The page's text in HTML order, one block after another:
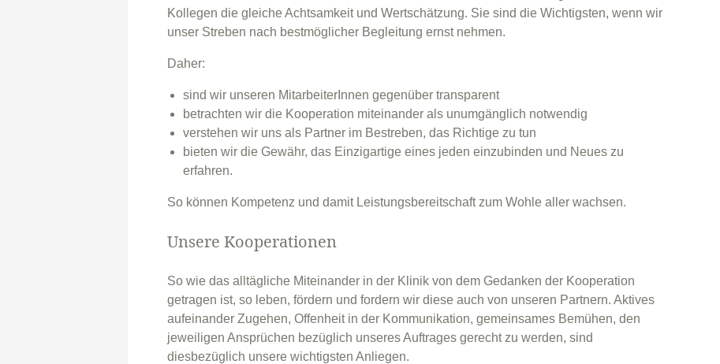
Kollegen die gleiche Achtsamkeit und Wertschätzung. Sie sind die Wichtigsten, wenn wir
unser Streben nach bestmöglicher Begleitung ernst nehmen.
Daher:
sind wir unseren MitarbeiterInnen gegenüber transparent
betrachten wir die Kooperation miteinander als unumgänglich notwendig
verstehen wir uns als Partner im Bestreben, das Richtige zu tun
bieten wir die Gewähr, das Einzigartige eines jeden einzubinden und Neues zu
erfahren.
So können Kompetenz und damit Leistungsbereitschaft zum Wohle aller wachsen.
Unsere Kooperationen
So wie das alltägliche Miteinander in der Klinik von dem Gedanken der Kooperation
getragen ist, so leben, fördern und fordern wir diese auch von unseren Partnern. Aktives
aufeinander Zugehen, Offenheit in der Kommunikation, gemeinsames Bemühen, den
jeweiligen Ansprüchen bezüglich unseres Auftrages gerecht zu werden, sind
diesbezüglich unsere wichtigsten Anliegen.